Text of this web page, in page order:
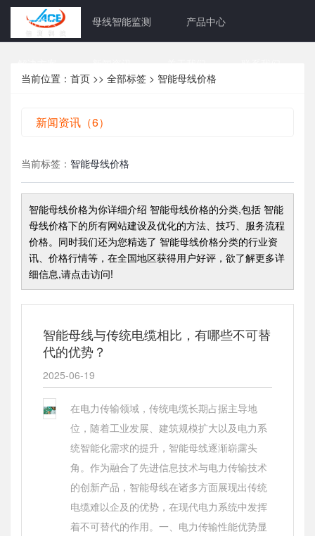
网站首页 母线智能监测 产品中心
当前位置： 首页 >> 全部标签 > 智能母线价格
新闻资讯（6）
当前标签： 智能母线价格
智能母线价格为你详细介绍 智能母线价格的分类,包括 智能
母线价格下的所有网站建设及优化的方法、技巧、服务流程
价格。同时我们还为您精选了 智能母线价格分类的行业资
讯、价格行情等，在全国地区获得用户好评，欲了解更多详
细信息,请点击访问!
智能母线与传统电缆相比，有哪些不可替
代的优势？
2025-06-19
在电力传输领域，传统电缆长期占据主导地
位，随着工业发展、建筑规模扩大以及电力系
统智能化需求的提升，智能母线逐渐崭露头
角。作为融合了先进信息技术与电力传输技术
的创新产品，智能母线在诸多方面展现出传统
电缆难以企及的优势，在现代电力系统中发挥
着不可替代的作用。一、电力传输性能优势显